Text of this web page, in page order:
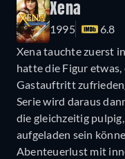
Xena
1995
6.8
Xena tauchte zuerst in
hatte die Figur
Gastauftritt
Serie wird daraus
die gleichzeitig
aufgeladen sein
Abenteuerlust mit